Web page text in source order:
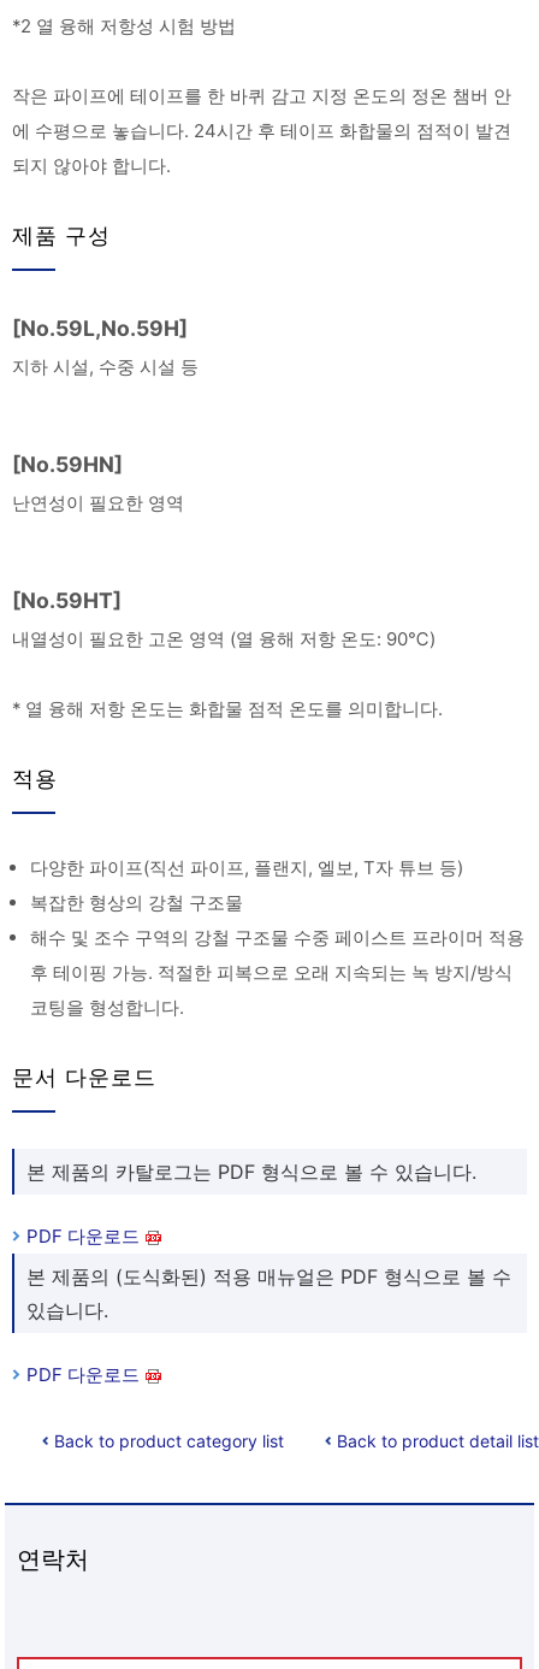
*2 열 융해 저항성 시험 방법
작은 파이프에 테이프를 한 바퀴 감고 지정 온도의 정온 챔버 안
에 수평으로 놓습니다. 24시간 후 테이프 화합물의 점적이 발견
되지 않아야 합니다.
제품 구성
[No.59L,No.59H]
지하 시설, 수중 시설 등
[No.59HN]
난연성이 필요한 영역
[No.59HT]
내열성이 필요한 고온 영역 (열 융해 저항 온도: 90℃)
* 열 융해 저항 온도는 화합물 점적 온도를 의미합니다.
적용
다양한 파이프(직선 파이프, 플랜지, 엘보, T자 튜브 등)
복잡한 형상의 강철 구조물
해수 및 조수 구역의 강철 구조물 수중 페이스트 프라이머 적용
후 테이핑 가능. 적절한 피복으로 오래 지속되는 녹 방지/방식
코팅을 형성합니다.
문서 다운로드
본 제품의 카탈로그는 PDF 형식으로 볼 수 있습니다.
PDF 다운로드
본 제품의 (도식화된) 적용 매뉴얼은 PDF 형식으로 볼 수
있습니다.
PDF 다운로드
Back to product category list Back to product detail list
연락처